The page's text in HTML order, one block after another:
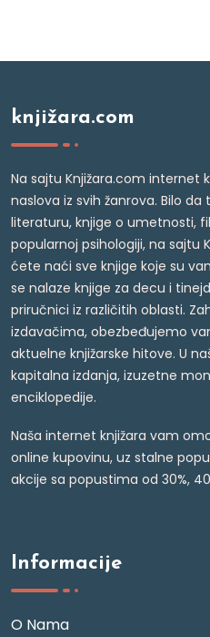
knjižara.com
Na sajtu Knjižara.com internet
naslova iz svih žanrova. Bilo
literaturu, knjige o umetnosti,
popularnoj psihologiji, na sajtu
ćete naći sve knjige koje su
se nalaze knjige za decu i
priručnici iz različitih oblasti.
izdavačima, obezbeđujemo
aktuelne knjižarske hitove. U
kapitalna izdanja, izuzetne
enciklopedije.
Naša internet knjižara vam
online kupovinu, uz stalne
akcije sa popustima od 30%,
Informacije
O Nama